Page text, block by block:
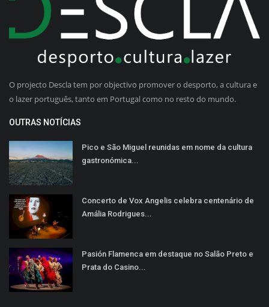
O projecto Descla tem por objectivo promover o desporto, a cultura e
o lazer português, tanto em Portugal como no resto do mundo.
OUTRAS NOTÍCIAS
Pico e São Miguel reunidas em nome da cultura
gastronómica...
Concerto de Vox Angelis celebra centenário de
Amália Rodrigues...
Pasión Flamenca em destaque no Salão Preto e
Prata do Casino...